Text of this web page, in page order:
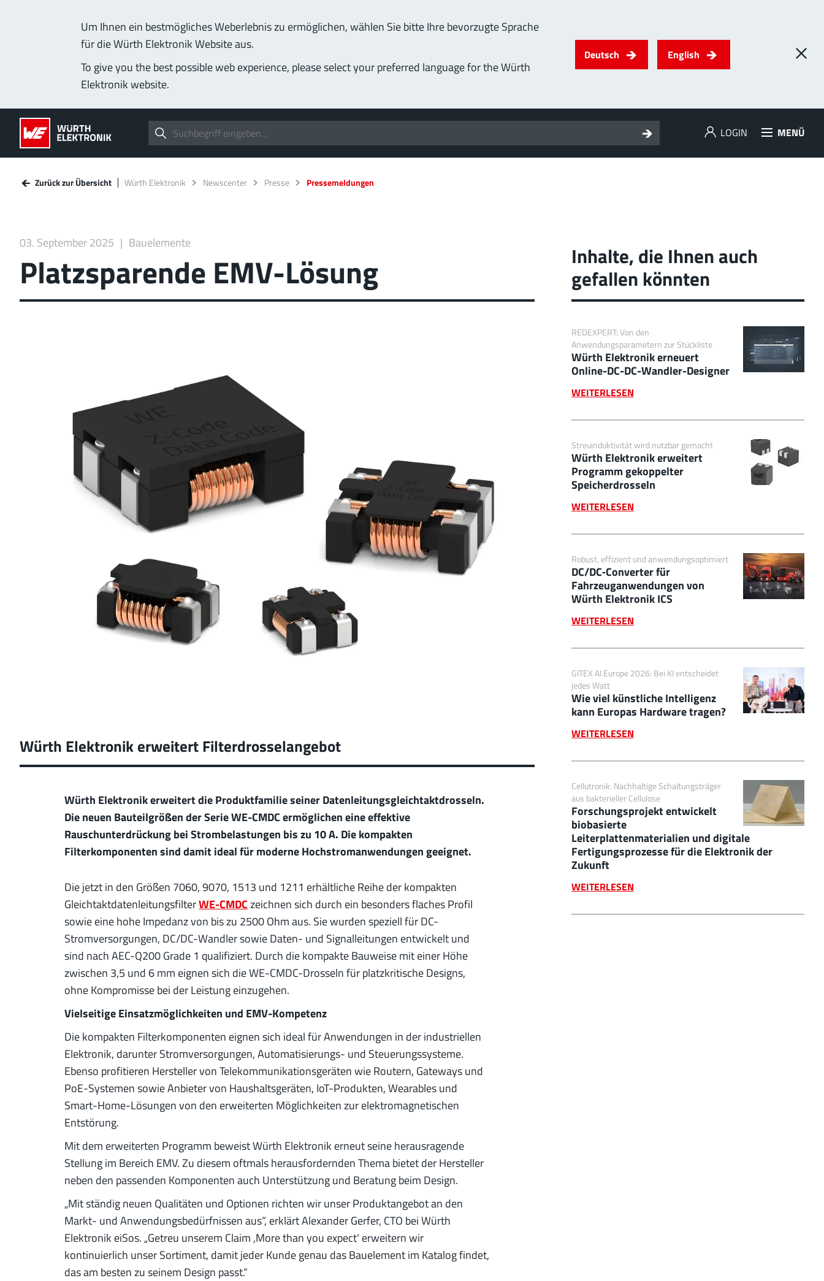
Um Ihnen ein bestmögliches Weberlebnis zu ermöglichen, wählen Sie bitte Ihre bevorzugte Sprache
für die Würth Elektronik Website aus.
To give you the best possible web experience, please select your preferred language for the Würth
Elektronik website.
Deutsch English
LOGIN MENÜ
Zurück zur Übersicht Würth Elektronik Newscenter Presse Pressemeldungen
03. September 2025 Bauelemente
Platzsparende EMV-Lösung Inhalte, die Ihnen auch
gefallen könnten
Würth Elektronik erweitert Filterdrosselangebot
Würth Elektronik erweitert die Produktfamilie seiner Datenleitungsgleichtaktdrosseln.
Die neuen Bauteilgrößen der Serie WE-CMDC ermöglichen eine effektive
Rauschunterdrückung bei Strombelastungen bis zu 10 A. Die kompakten
Filterkomponenten sind damit ideal für moderne Hochstromanwendungen geeignet.
Die jetzt in den Größen 7060, 9070, 1513 und 1211 erhältliche Reihe der kompakten
GleichtaktdatenleitungsfilterWE-CMDCzeichnen sich durch ein besonders flaches Profil
sowie eine hohe Impedanz von bis zu 2500 Ohm aus. Sie wurden speziell für DC-
Stromversorgungen, DC/DC-Wandler sowie Daten- und Signalleitungen entwickelt und
sind nach AEC-Q200 Grade 1 qualifiziert. Durch die kompakte Bauweise mit einer Höhe
zwischen 3,5 und 6 mm eignen sich die WE-CMDC-Drosseln für platzkritische Designs,
ohne Kompromisse bei der Leistung einzugehen.
Vielseitige Einsatzmöglichkeiten und EMV-Kompetenz
Die kompakten Filterkomponenten eignen sich ideal für Anwendungen in der industriellen
Elektronik, darunter Stromversorgungen, Automatisierungs- und Steuerungssysteme.
Ebenso profitieren Hersteller von Telekommunikationsgeräten wie Routern, Gateways und
PoE-Systemen sowie Anbieter von Haushaltsgeräten, IoT-Produkten, Wearables und
Smart-Home-Lösungen von den erweiterten Möglichkeiten zur elektromagnetischen
Entstörung.
Mit dem erweiterten Programm beweist Würth Elektronik erneut seine herausragende
Stellung im Bereich EMV. Zu diesem oftmals herausfordernden Thema bietet der Hersteller
neben den passenden Komponenten auch Unterstützung und Beratung beim Design.
„Mit ständig neuen Qualitäten und Optionen richten wir unser Produktangebot an den
Markt- und Anwendungsbedürfnissen aus“, erklärt Alexander Gerfer, CTO bei Würth
Elektronik eiSos. „Getreu unserem Claim ,More than you expect‘ erweitern wir
kontinuierlich unser Sortiment, damit jeder Kunde genau das Bauelement im Katalog findet,
das am besten zu seinem Design passt.“
REDEXPERT: Von den
Anwendungsparametern zur Stückliste
Würth Elektronik erneuert
Online-DC-DC-Wandler-Designer
WEITERLESEN
Streuinduktivität wird nutzbar gemacht
Würth Elektronik erweitert
Programm gekoppelter
Speicherdrosseln
WEITERLESEN
Robust, effizient und anwendungsoptimiert
DC/DC‑Converter für
Fahrzeuganwendungen von
Würth Elektronik ICS
WEITERLESEN
GITEX AI Europe 2026: Bei KI entscheidet
jedes Watt
Wie viel künstliche Intelligenz
kann Europas Hardware tragen?
WEITERLESEN
Cellutronik: Nachhaltige Schaltungsträger
aus bakterieller Cellulose
Forschungsprojekt entwickelt
biobasierte
Leiterplattenmaterialien und digitale
Fertigungsprozesse für die Elektronik der
Zukunft
WEITERLESEN